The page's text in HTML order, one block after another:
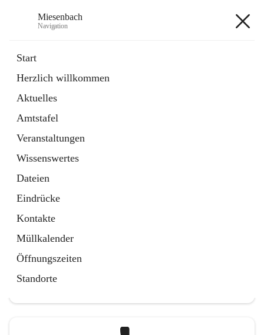
Miesenbach
Navigation
Start
Herzlich willkommen
Aktuelles
Amtstafel
Veranstaltungen
Wissenswertes
Dateien
Eindrücke
Kontakte
Müllkalender
Öffnungszeiten
Standorte
Externe Webseite
in
Tab
Region Schneebergland
Externe Webseite
öffnet
in
neuem
Tab